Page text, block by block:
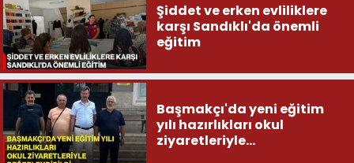
Şiddet ve erken evliliklere
karşı Sandıklı'da önemli
eğitim
Başmakçı'da yeni eğitim
yılı hazırlıkları okul
ziyaretleriyle